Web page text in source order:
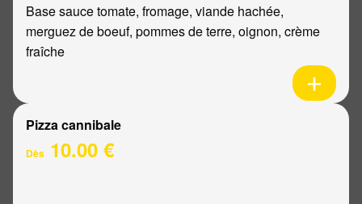
Base sauce tomate, fromage, viande hachée,
merguez de boeuf, pommes de terre, oignon, crème
fraîche
Pizza cannibale
Dès 10.00 €